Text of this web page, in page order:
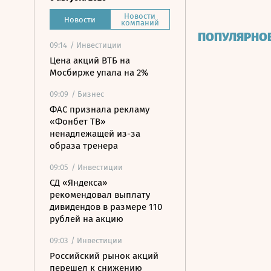
Новости Новости
компаний
09:14 / Инвестиции
Цена акций ВТБ на
Мосбирже упала на 2%
09:09 / Бизнес
ФАС признала рекламу
«Фонбет ТВ»
ненадлежащей из-за
образа тренера
09:05 / Инвестиции
СД «Яндекса»
рекомендовал выплату
дивидендов в размере 110
рублей на акцию
09:03 / Инвестиции
Российский рынок акций
перешел к снижению